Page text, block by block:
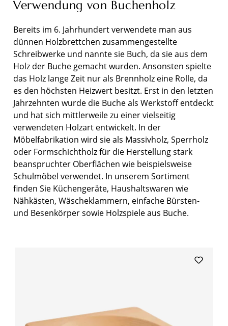
Verwendung von Buchenholz
Bereits im 6. Jahrhundert verwendete man aus
dünnen Holzbrettchen zusammengestellte
Schreibwerke und nannte sie Buch, da sie aus dem
Holz der Buche gemacht wurden. Ansonsten spielte
das Holz lange Zeit nur als Brennholz eine Rolle, da
es den höchsten Heizwert besitzt. Erst in den letzten
Jahrzehnten wurde die Buche als Werkstoff entdeckt
und hat sich mittlerweile zu einer vielseitig
verwendeten Holzart entwickelt. In der
Möbelfabrikation wird sie als Massivholz, Sperrholz
oder Formschichtholz für die Herstellung stark
beanspruchter Oberflächen wie beispielsweise
Schulmöbel verwendet. In unserem Sortiment
finden Sie Küchengeräte, Haushaltswaren wie
Nähkästen, Wäscheklammern, einfache Bürsten-
und Besenkörper sowie Holzspiele aus Buche.